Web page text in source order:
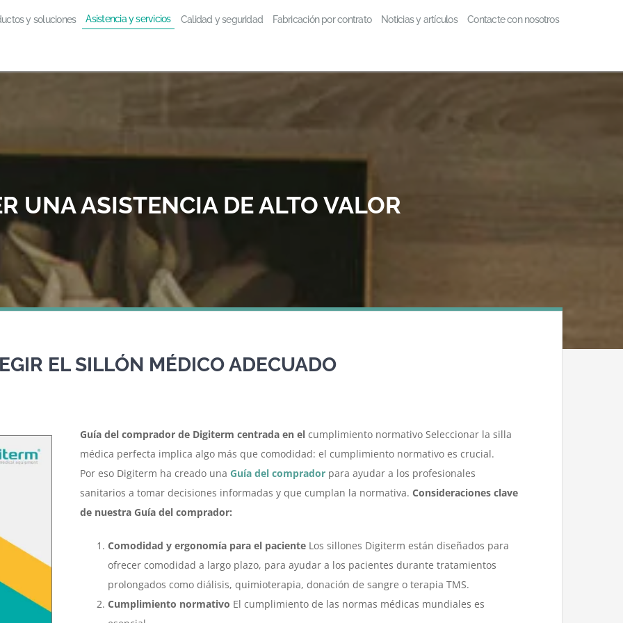
y soluciones Asistencia y servicios Calidad y seguridad Fabricación por contrato Noticias y artículos Contacte con nosotros
UNA ASISTENCIA DE ALTO VALOR
EL SILLÓN MÉDICO ADECUADO
Guía del comprador de Digiterm centrada en el cumplimiento normativo Seleccionar la silla
médica perfecta implica algo más que comodidad: el cumplimiento normativo es crucial.
Por eso Digiterm ha creado una Guía del comprador para ayudar a los profesionales
sanitarios a tomar decisiones informadas y que cumplan la normativa. Consideraciones clave
de nuestra Guía del comprador:
Comodidad y ergonomía para el paciente Los sillones Digiterm están diseñados para
ofrecer comodidad a largo plazo, para ayudar a los pacientes durante tratamientos
prolongados como diálisis, quimioterapia, donación de sangre o terapia TMS.
Cumplimiento normativo El cumplimiento de las normas médicas mundiales es